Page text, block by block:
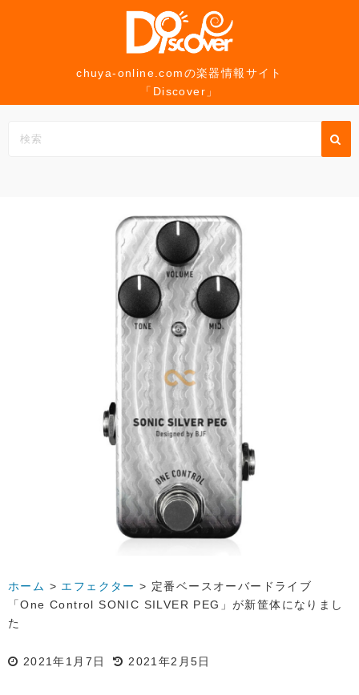
chuya-online.comの楽器情報サイト
「Discover」
ホーム > エフェクター > 定番ベースオーバードライブ
「One Control SONIC SILVER PEG」が新筐体になりまし
た
2021年1月7日 2021年2月5日